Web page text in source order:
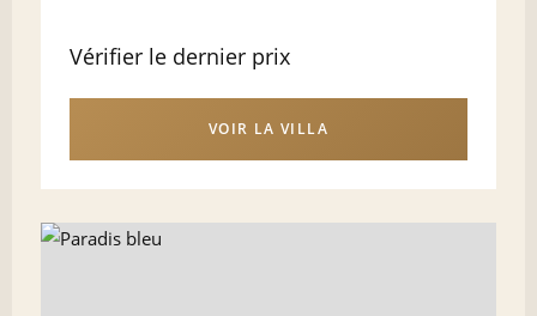
Vérifier le dernier prix
VOIR LA VILLA